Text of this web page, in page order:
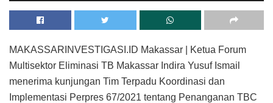
MAKASSARINVESTIGASI.ID Makassar | Ketua Forum
Multisektor Eliminasi TB Makassar Indira Yusuf Ismail
menerima kunjungan Tim Terpadu Koordinasi dan
Implementasi Perpres 67/2021 tentang Penanganan TBC